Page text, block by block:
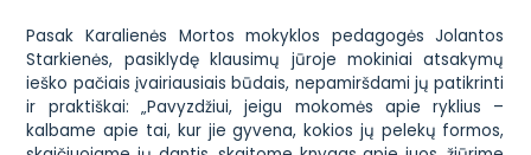
Pasak Karalienės Mortos mokyklos pedagogės Jolantos
Starkienės, pasiklydę klausimų jūroje mokiniai atsakymų
ieško pačiais įvairiausiais būdais, nepamiršdami jų patikrinti
ir praktiškai: „Pavyzdžiui, jeigu mokomės apie ryklius –
kalbame apie tai, kur jie gyvena, kokios jų pelekų formos,